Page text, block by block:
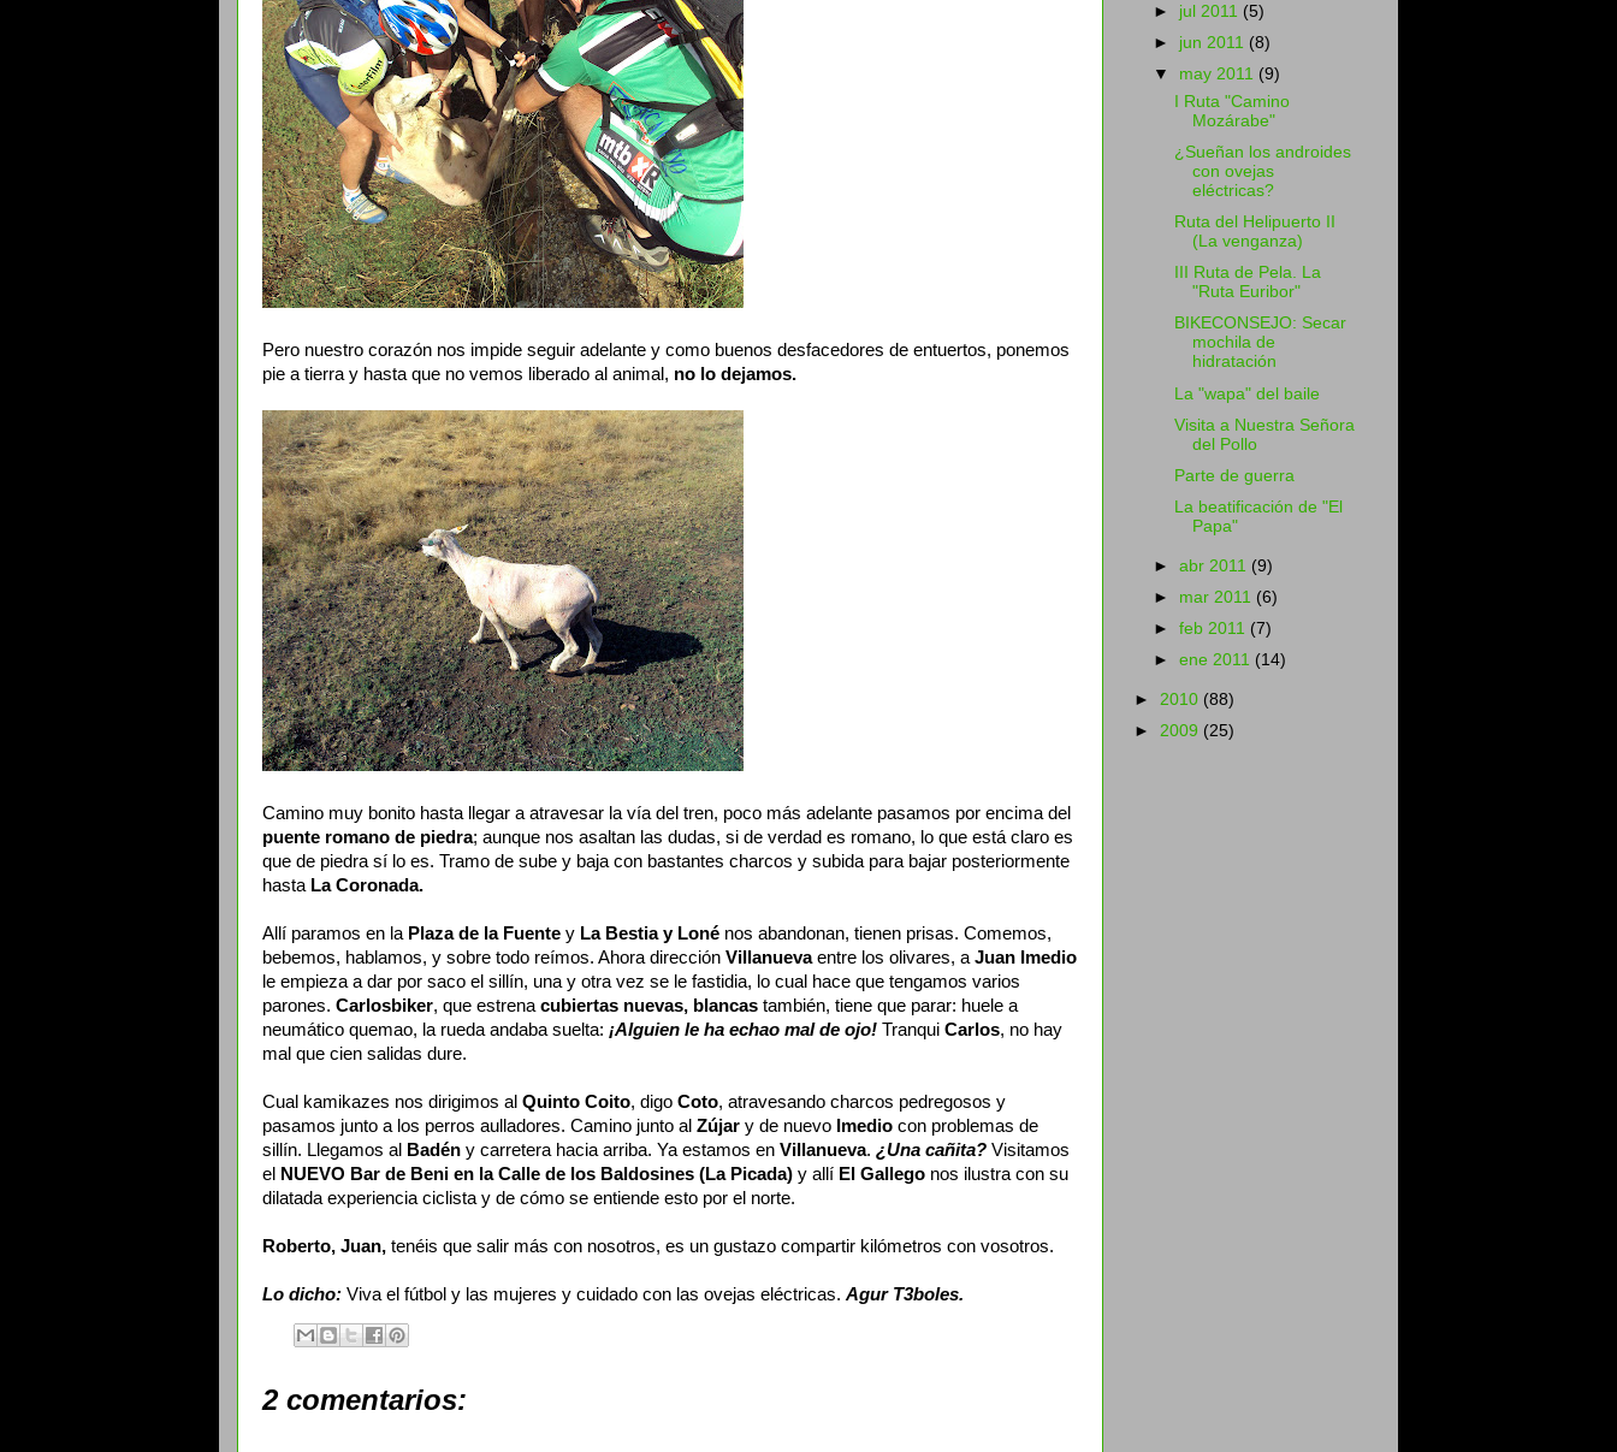
Pero nuestro corazón nos impide seguir adelante y como buenos desfacedores de entuertos, ponemos
pie a tierra y hasta que no vemos liberado al animal, no lo dejamos.
Camino muy bonito hasta llegar a atravesar la vía del tren, poco más adelante pasamos por encima del
puente romano de piedra; aunque nos asaltan las dudas, si de verdad es romano, lo que está claro es
que de piedra sí lo es. Tramo de sube y baja con bastantes charcos y subida para bajar posteriormente
hasta La Coronada.
Allí paramos en la Plaza de la Fuente y La Bestia y Loné nos abandonan, tienen prisas. Comemos,
bebemos, hablamos, y sobre todo reímos. Ahora dirección Villanuevaentre los olivares, a Juan Imedio
le empieza a dar por saco el sillín, una y otra vez se le fastidia, lo cual hace que tengamos varios
parones. Carlosbiker, que estrena cubiertas nuevas, blancas también, tiene que parar: huele a
neumático quemao, la rueda andaba suelta: ¡Alguien le ha echao mal de ojo! Tranqui Carlos, no hay
mal que cien salidas dure.
Cual kamikazes nos dirigimos al Quinto Coito, digo Coto, atravesando charcos pedregosos y
pasamos junto a los perros aulladores. Camino junto al Zújar y de nuevo Imedio con problemas de
sillín. Llegamos al
Badén y carretera hacia arriba. Ya estamos en Villanueva. ¿Una cañita? Visitamos
el NUEVO Bar de Beni en la Calle de los Baldosines (La Picada) y allí El Gallego nos ilustra con su
dilatada experiencia ciclista y de cómo se entiende esto por el norte.
Roberto, Juan, tenéis que salir más con nosotros, es un gustazo compartir kilómetros con vosotros.
Lo dicho: Viva el fútbol y las mujeres y cuidado con las ovejas eléctricas. Agur T3boles.
2 comentarios:
► jul 2011 (5)
► jun 2011 (8)
▼ may 2011 (9)
I Ruta "Camino
Mozárabe"
¿Sueñan los androides
con ovejas
eléctricas?
Ruta del Helipuerto II
(La venganza)
III Ruta de Pela. La
"Ruta Euribor"
BIKECONSEJO: Secar
mochila de
hidratación
La "wapa" del baile
Visita a Nuestra Señora
del Pollo
Parte de guerra
La beatificación de "El
Papa"
►abr 2011 (9)
► mar 2011 (6)
►feb 2011 (7)
►ene 2011 (14)
► 2010 (88)
► 2009 (25)